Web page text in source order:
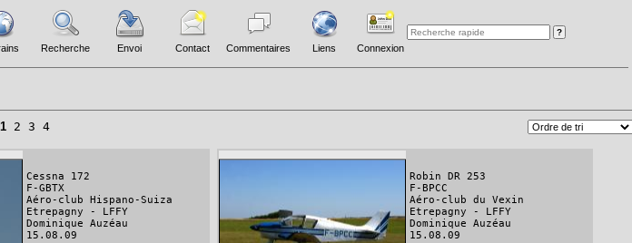
Recherche Envoi Contact Commentaires Liens Connexion
1 2 3 4
Cessna 172
F-GBTX
Aéro-club Hispano-Suiza
Etrepagny - LFFY
Dominique Auzéau
15.08.09
Robin DR 253
F-BPCC
Aéro-club du Vexin
Etrepagny - LFFY
Dominique Auzéau
15.08.09